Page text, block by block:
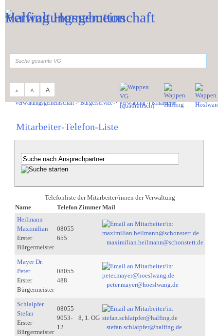
A A A
Verwaltungsgemeinschaft>Bürgerservice>Verwaltung>Mitarbeiter
Mitarbeiter-Telefon-Liste
Telefonliste der Mitarbeiter/innen der Verwaltung
Name
Telefon ZimmerMail
Heilmann
Maximilian
Erster
Bürgermeister
08055
655
maximilian.heilmann@schonstett.de
Mayer Dr.
Peter
Erster
Bürgermeister
08055
488
peter.mayer@hoeslwang.de
Schlaipfer
Stefan
Erster
Bürgermeister
08055
9053-
12
8, 1. OG
stefan.schlaipfer@halfing.de